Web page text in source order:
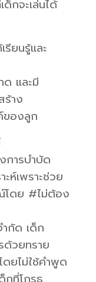
กจะเล่นได้
รียนรู้และ
ด และมี
าง
ของลูก
การบำบัด
ห์เพราะช่วย
โดย #ไม่ต้อง
กัด เด็ก
ด้วยทราย
ดยไม่ใช้คำพูด